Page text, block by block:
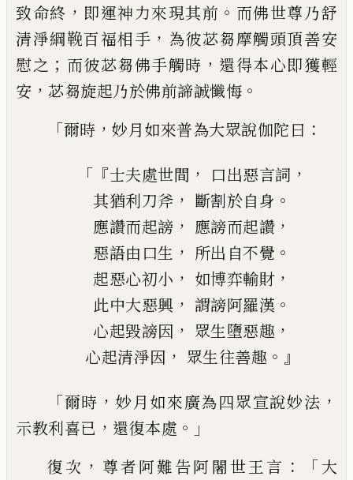
致命終 ， 即運神力來現其前 。 而佛世尊乃舒
清淨綱鞔百福相手 ， 為彼苾芻摩觸頭頂善安
慰之 ； 而彼苾芻佛手觸時 ， 還得本心即獲輕
安 ， 苾芻旋起乃於佛前諦誠懺悔 。
「爾時 ， 妙月如來普為大眾說伽陀曰 ：
「『士夫處世間 ， 口出惡言詞 ，
其猶利刀斧 ， 斷割於自身 。
應讚而起謗 ， 應謗而起讚 ，
惡語由口生 ， 所出自不覺 。
起惡心初小 ， 如博弈輸財 ，
此中大惡興 ， 謂謗阿羅漢 。
心起毀謗因 ， 眾生墮惡趣 ，
心起清淨因 ， 眾生往善趣 。』
「爾時 ， 妙月如來廣為四眾宣說妙法 ，
示教利喜已 ， 還復本處 。」
復次 ， 尊者阿難告阿闍世王言 ：「大